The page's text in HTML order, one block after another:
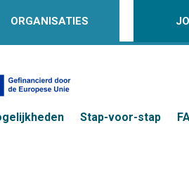
ORGANISATIES
Stap-voor-stap